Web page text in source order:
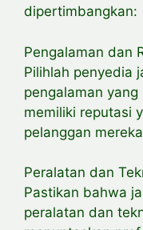
dipertimbangkan:
Pengalaman dan
Pilihlah penyedia
pengalaman
memiliki reputasi
pelanggan
Peralatan dan
Pastikan bahwa
peralatan dan